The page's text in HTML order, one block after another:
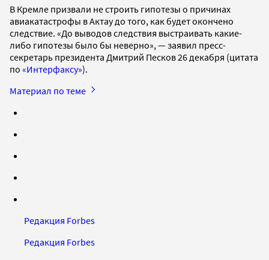
В Кремле призвали не строить гипотезы о причинах
авиакатастрофы в Актау до того, как будет окончено
следствие. «До выводов следствия выстраивать какие-
либо гипотезы было бы неверно», — заявил пресс-
секретарь президента Дмитрий Песков 26 декабря (цитата
по «Интерфаксу»).
Материал по теме
Редакция Forbes
Редакция Forbes